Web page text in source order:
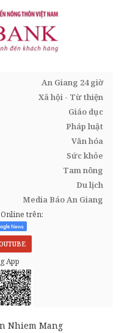
An Giang 24 giờ
Xã hội - Từ thiện
Giáo dục
Pháp luật
Văn hóa
Sức khỏe
Tam nông
Du lịch
Media Báo An Giang
trên:
App